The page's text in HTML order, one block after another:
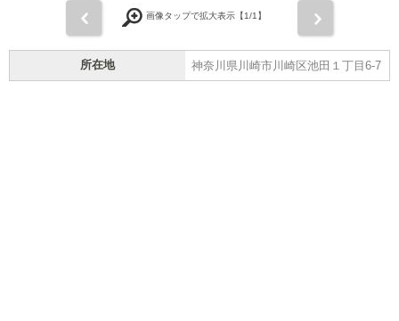
画像タップで拡大表示【1/1】
所在地 神奈川県川崎市川崎区池田１丁目6-7